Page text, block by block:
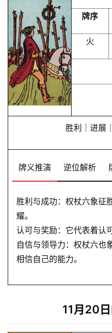
占
卜
命
理
A
服
务
会
登录
牌序
火
胜利｜进展
牌义推演 逆位解析
胜利与成功：权杖六象征
耀。
认可与奖励：它代表着认
自信与领导力：权杖六也
相信自己的能力。
11月20